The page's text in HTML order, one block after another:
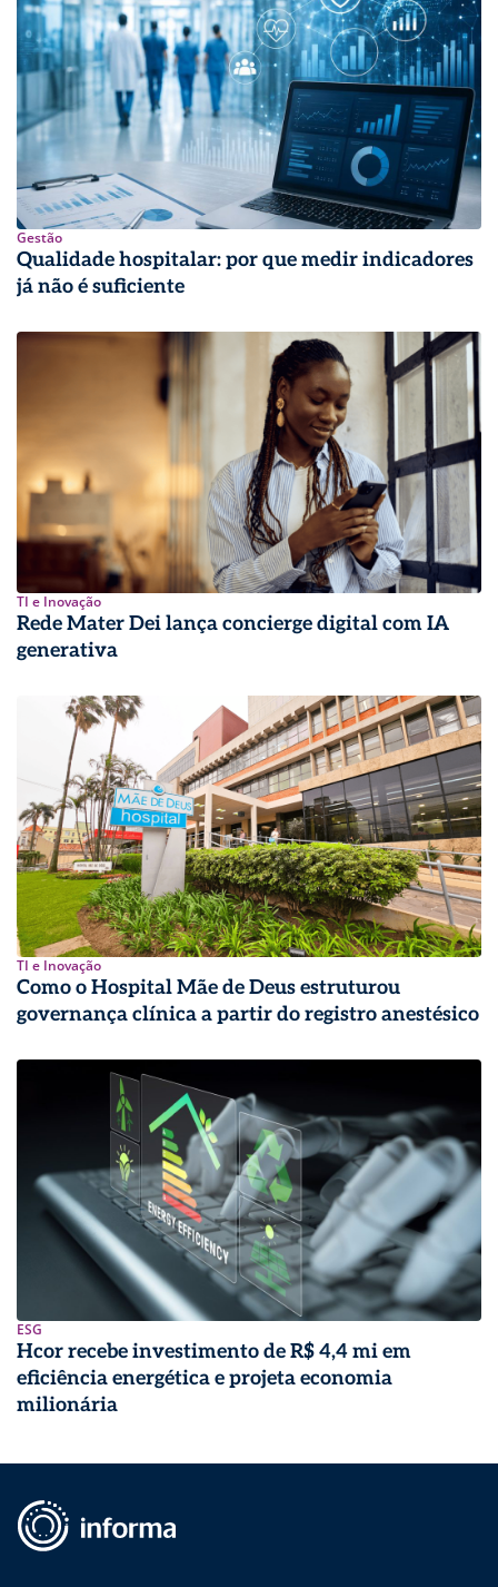
Gestão
Qualidade hospitalar: por que medir indicadores
já não é suficiente
TI e Inovação
Rede Mater Dei lança concierge digital com IA
generativa
TI e Inovação
Como o Hospital Mãe de Deus estruturou
governança clínica a partir do registro anestésico
ESG
Hcor recebe investimento de R$ 4,4 mi em
eficiência energética e projeta economia
milionária